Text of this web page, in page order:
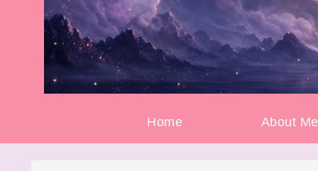
Home About Me